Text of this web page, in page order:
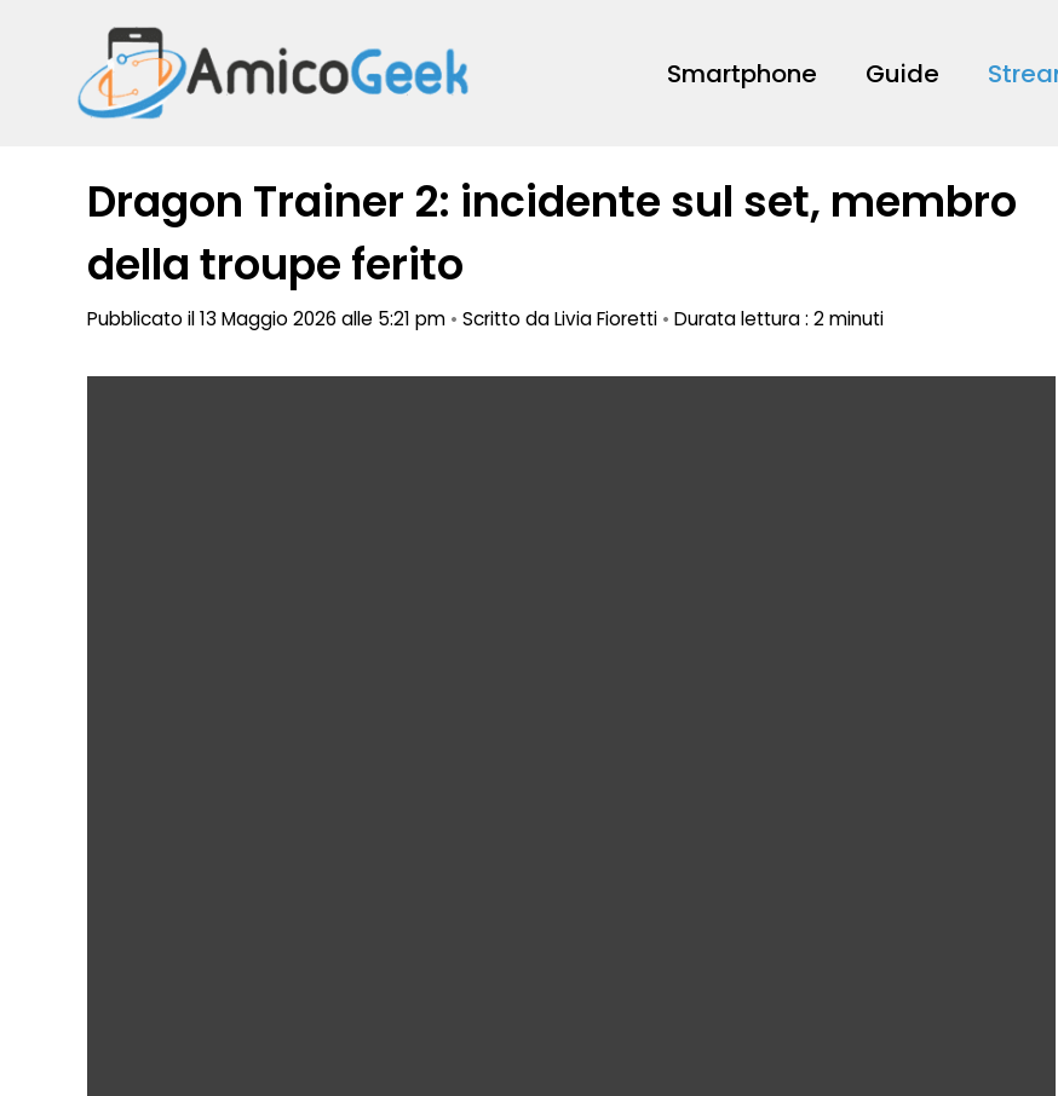
contenuto
Smartphone Guide
Dragon Trainer 2: incidente sul set, membro
della troupe ferito
Pubblicato il 13 Maggio 2026 alle 5:21 pm • Scritto daLivia Fioretti • Durata lettura : 2 minuti